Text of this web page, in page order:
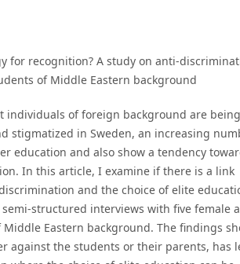
for recognition? A study on anti-
of Middle Eastern background
individuals of foreign background are being
stigmatized in Sweden, an increasing
education and also show a tendency
In this article, I examine if there is a link
and the choice of elite
structured interviews with five female
Eastern background. The findings
against the students or their parents, has